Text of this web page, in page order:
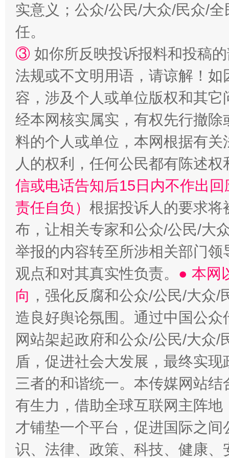
实意义；公众/公民/大众/民众/
任。
③ 如你所反映投诉报料和投稿
法规或不文明用语，请谅解！
容，涉及个人或单位版权和其它
经本网核实属实，有权先行撤
料的个人或单位，本网根据有
人的权利，任何公民都有陈述
信或电话告知后15日内不作出
责任自负） 根据投诉人的要求将
布，让相关专家和公众/公民/大
举报的内容转至所涉相关部门
观点和对其真实性负责。 ● 本网
向 ，强化反腐和公众/公民/大众
造良好舆论氛围。通过中国公
网站架起政府和公众/公民/大众
盾，促进社会大发展，最终实
三者的和谐统一。本传媒网站
有生力，借助全球互联网主阵
才铺垫一个平台，促进国际之
识、法律、政策、科技、健康